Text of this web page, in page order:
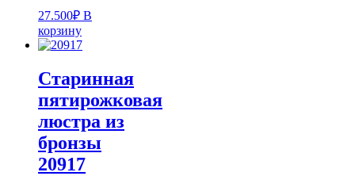
27.500₽ В
корзину
Старинная
пятирожковая
люстра из
бронзы
20917